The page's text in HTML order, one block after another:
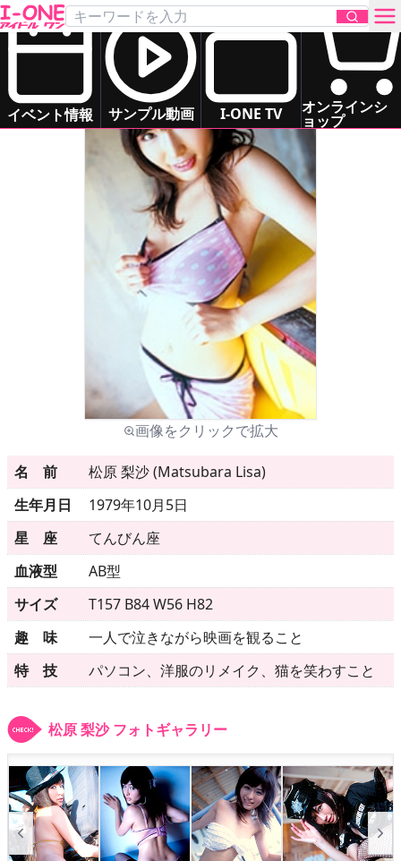
イベント情報 サンプル動画 I-ONE TV オンラインシ
ョップ
お問い合わせ
アイドル一覧
メニュー
▶発売中
▶新作
▶次回作
▶ 制作中
▶発売年月日
ご利用ガイド
▶更新情報
▶個人情報保護について
松原 梨沙Matsubara Lisa
画像をクリックで拡大
名 前
松原 梨沙 (Matsubara Lisa)
生年月日
1979年10月5日
星 座
てんびん座
血液型
AB型
サイズ
T157 B84 W56 H82
趣 味
一人で泣きながら映画を観ること
特 技
パソコン、洋服のリメイク、猫を笑わすこと
松原 梨沙 フォトギャラリー